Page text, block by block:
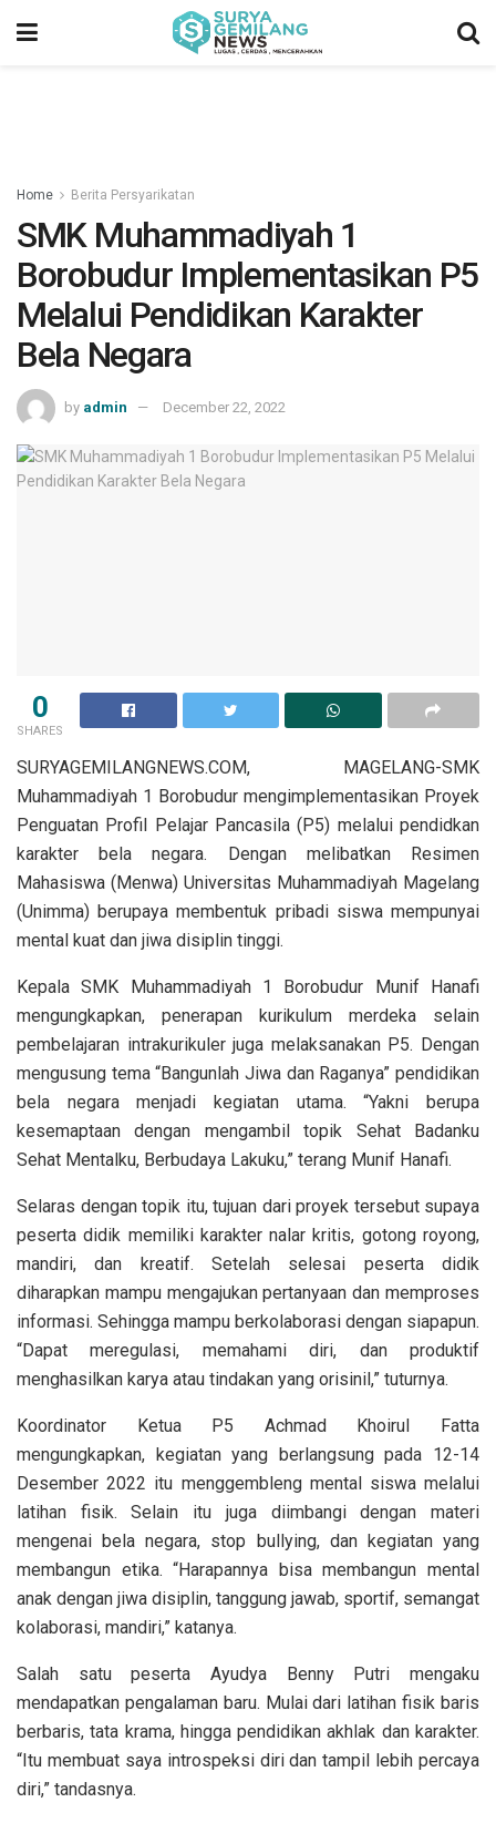
Home Berita Persyarikatan
SMK Muhammadiyah 1
Borobudur Implementasikan P5
Melalui Pendidikan Karakter
Bela Negara
by admin December 22, 2022
0
SHARES
SURYAGEMILANGNEWS.COM, MAGELANG-SMK
Muhammadiyah 1 Borobudur mengimplementasikan Proyek
Penguatan Profil Pelajar Pancasila (P5) melalui pendidkan
karakter bela negara. Dengan melibatkan Resimen
Mahasiswa (Menwa) Universitas Muhammadiyah Magelang
(Unimma) berupaya membentuk pribadi siswa mempunyai
mental kuat dan jiwa disiplin tinggi.
Kepala SMK Muhammadiyah 1 Borobudur Munif Hanafi
mengungkapkan, penerapan kurikulum merdeka selain
pembelajaran intrakurikuler juga melaksanakan P5. Dengan
mengusung tema “Bangunlah Jiwa dan Raganya” pendidikan
bela negara menjadi kegiatan utama. “Yakni berupa
kesemaptaan dengan mengambil topik Sehat Badanku
Sehat Mentalku, Berbudaya Lakuku,” terang Munif Hanafi.
Selaras dengan topik itu, tujuan dari proyek tersebut supaya
peserta didik memiliki karakter nalar kritis, gotong royong,
mandiri, dan kreatif. Setelah selesai peserta didik
diharapkan mampu mengajukan pertanyaan dan memproses
informasi. Sehingga mampu berkolaborasi dengan siapapun.
“Dapat meregulasi, memahami diri, dan produktif
menghasilkan karya atau tindakan yang orisinil,” tuturnya.
Koordinator Ketua P5 Achmad Khoirul Fatta
mengungkapkan, kegiatan yang berlangsung pada 12-14
Desember 2022 itu menggembleng mental siswa melalui
latihan fisik. Selain itu juga diimbangi dengan materi
mengenai bela negara, stop bullying, dan kegiatan yang
membangun etika. “Harapannya bisa membangun mental
anak dengan jiwa disiplin, tanggung jawab, sportif, semangat
kolaborasi, mandiri,” katanya.
Salah satu peserta Ayudya Benny Putri mengaku
mendapatkan pengalaman baru. Mulai dari latihan fisik baris
berbaris, tata krama, hingga pendidikan akhlak dan karakter.
“Itu membuat saya introspeksi diri dan tampil lebih percaya
diri,” tandasnya.